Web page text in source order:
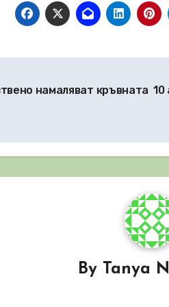
намаляват кръвната 10
By Tanya